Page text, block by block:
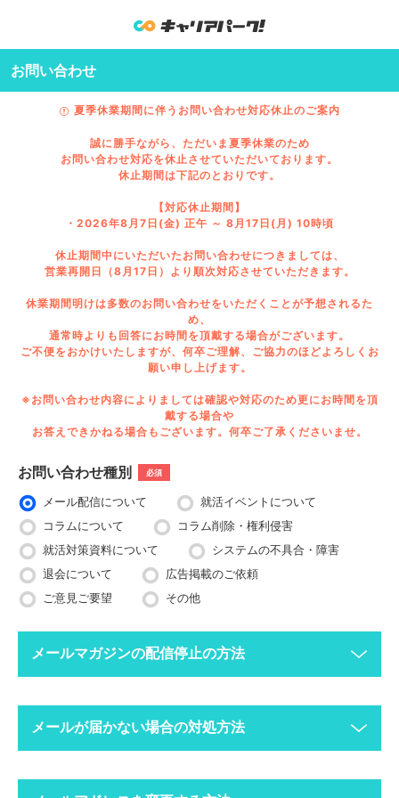
お問い合わせ
夏季休業期間に伴うお問い合わせ対応休止のご案内
誠に勝手ながら、ただいま夏季休業のため
お問い合わせ対応を休止させていただいております。
休止期間は下記のとおりです。
【対応休止期間】
・2026年8月7日(金) 正午 ～ 8月17日(月) 10時頃
休止期間中にいただいたお問い合わせにつきましては、
営業再開日（8月17日）より順次対応させていただきます。
休業期間明けは多数のお問い合わせをいただくことが予想されるた
め、
通常時よりも回答にお時間を頂戴する場合がございます。
ご不便をおかけいたしますが、何卒ご理解、ご協力のほどよろしくお
願い申し上げます。
※お問い合わせ内容によりましては確認や対応のため更にお時間を頂
戴する場合や
お答えできかねる場合もございます。何卒ご了承くださいませ。
お問い合わせ種別 必須
メール配信について
就活イベントについて
コラムについて
コラム削除・権利侵害
就活対策資料について
システムの不具合・障害
退会について
広告掲載のご依頼
ご意見ご要望
その他
メールマガジンの配信停止の方法
ってください。
配信停止までに2〜3営業日ほどかかる場合がございますのでご
メールが届かない場合の対処方法